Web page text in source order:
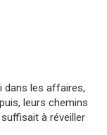
dans les affaires,
leurs chemins
à réveiller